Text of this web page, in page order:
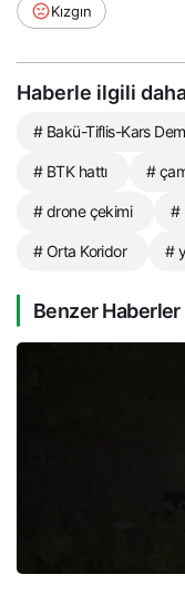
Kızgın
Haberle ilgili
# Bakü-Tiflis-Kars
# BTK hattı #
# drone çekimi #
# Orta Koridor #
Benzer Haberler